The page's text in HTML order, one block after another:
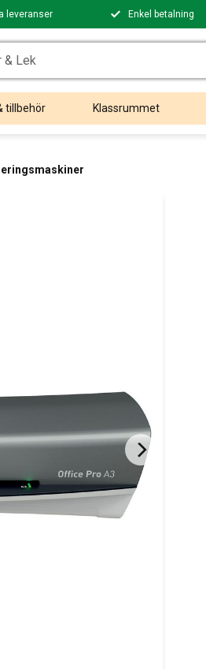
leveranser Enkel betalning
tillbehör Klassrummet